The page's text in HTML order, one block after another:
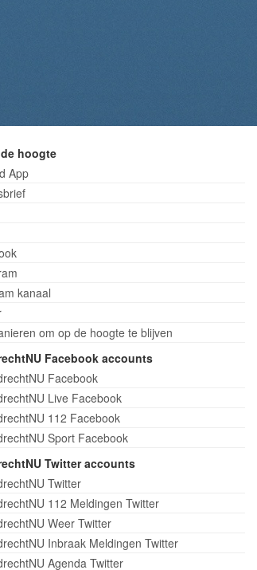
hoogte
App
kanaal
om op de hoogte te blijven
Facebook accounts
Facebook
Live Facebook
112 Facebook
Sport Facebook
Twitter accounts
Twitter
112 Meldingen Twitter
Weer Twitter
Inbraak Meldingen Twitter
Agenda Twitter